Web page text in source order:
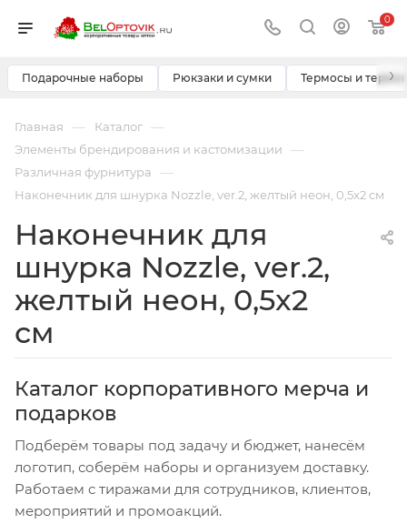
0
Подарочные наборы Рюкзаки и сумки Термосы и ›
Главная — Каталог —
Элементы брендирования и кастомизации —
Различная фурнитура —
Наконечник для шнурка Nozzle, ver.2, желтый неон, 0,5x2 см
Наконечник для
шнурка Nozzle, ver.2,
желтый неон, 0,5x2
см
Каталог корпоративного мерча и
подарков
Подберём товары под задачу и бюджет, нанесём
логотип, соберём наборы и организуем доставку.
Работаем с тиражами для сотрудников, клиентов,
мероприятий и промоакций.